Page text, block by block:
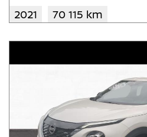
2021
70 115 km